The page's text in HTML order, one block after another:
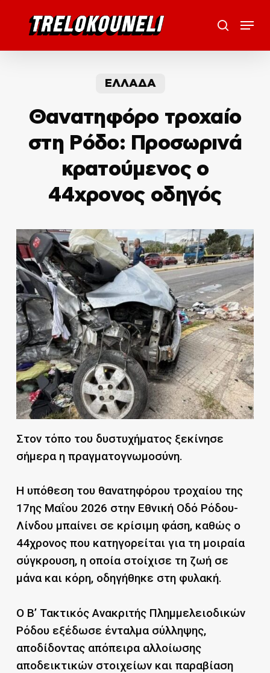
search
Menu
ΕΛΛΑΔΑ
Θανατηφόρο τροχαίο
στη Ρόδο: Προσωρινά
κρατούμενος ο
44χρονος οδηγός
Στον τόπο του δυστυχήματος ξεκίνησε
σήμερα η πραγματογνωμοσύνη.
Η υπόθεση του θανατηφόρου τροχαίου της
17ης Μαΐου 2026 στην Εθνική Οδό Ρόδου-
Λίνδου μπαίνει σε κρίσιμη φάση, καθώς ο
44χρονος που κατηγορείται για τη μοιραία
σύγκρουση, η οποία στοίχισε τη ζωή σε
μάνα και κόρη, οδηγήθηκε στη φυλακή.
Ο Β’ Τακτικός Ανακριτής Πλημμελειοδικών
Ρόδου εξέδωσε ένταλμα σύλληψης,
αποδίδοντας απόπειρα αλλοίωσης
αποδεικτικών στοιχείων και παραβίαση